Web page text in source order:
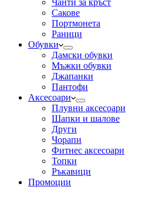
Чанти за кръст
Сакове
Портмонета
Раници
Обувки
Дамски обувки
Мъжки обувки
Джапанки
Пантофи
Аксесоари
Плувни аксесоари
Шапки и шалове
Други
Чорапи
Фитнес аксесоари
Топки
Ръкавици
Промоции